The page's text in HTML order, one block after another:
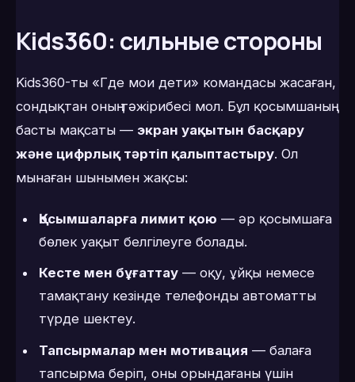
Kids360: сильные стороны
Kids360-ты «Где мои дети» командасы жасаған,
сондықтан оның тәжірибесі мол. Бұл қосымшаның
басты мақсаты — экран уақытын басқару
және цифрлық тәртіп қалыптастыру. Ол
мынаған шынымен жақсы:
Қосымшаларға лимит қою — әр қосымшаға
бөлек уақыт белгілеуге болады.
Кесте мен бұғаттау— оқу, ұйқы немесе
тамақтану кезінде телефонды автоматты
түрде шектеу.
Тапсырмалар мен мотивация — балаға
тапсырма беріп, оны орындағаны үшін